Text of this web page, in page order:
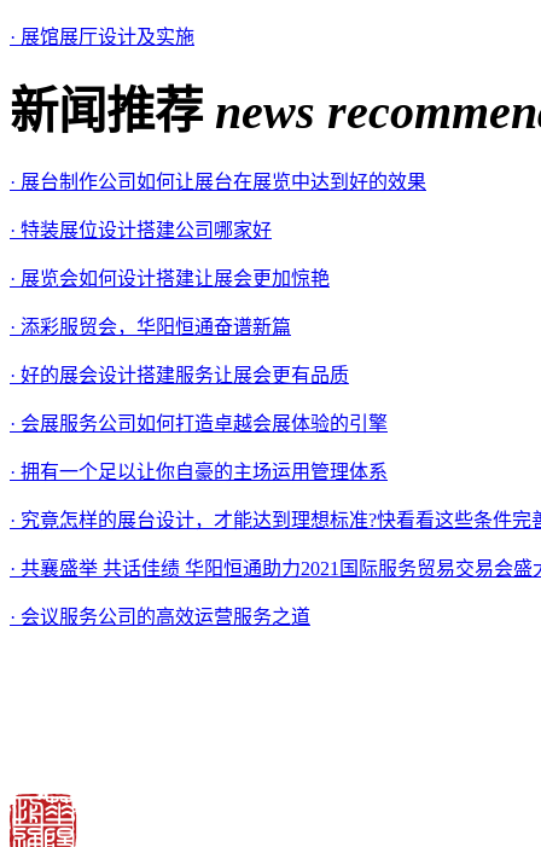
· 展馆展厅设计及实施
新闻推荐 news
· 展台制作公司如何让展台在展览中达到好的效果
· 特装展位设计搭建公司哪家好
· 展览会如何设计搭建让展会更加惊艳
· 添彩服贸会，华阳恒通奋谱新篇
· 好的展会设计搭建服务让展会更有品质
· 会展服务公司如何打造卓越会展体验的引擎
· 拥有一个足以让你自豪的主场运用管理体系
· 究竟怎样的展台设计，才能达到理想标准?快看看这些条件完
· 共襄盛举 共话佳绩 华阳恒通助力2021国际服务贸易交易会盛
· 会议服务公司的高效运营服务之道